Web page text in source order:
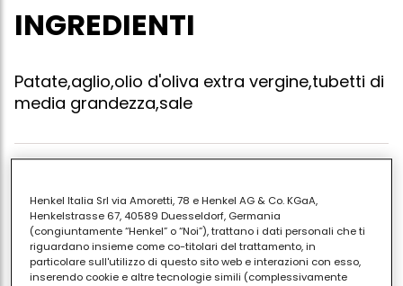
INGREDIENTI
Patate,aglio,olio d'oliva extra vergine,tubetti di
media grandezza,sale
olio di oliva extra vergine,poi aggiungere circa 5
patate sbucciate e preparate a tocchetti salare a
piacere e cuocere a fuoco lento per circa 10
minuti.preparare i tubetti e scolarli al dente unire il
Henkel Italia Srl via Amoretti, 78 e Henkel AG & Co. KGaA,
Henkelstrasse 67, 40589 Duesseldorf, Germania
(congiuntamente “Henkel” o “Noi”), trattano i dati personali che ti
riguardano insieme come co-titolari del trattamento, in
particolare sull'utilizzo di questo sito web e interazioni con esso,
inserendo cookie e altre tecnologie simili (complessivamente